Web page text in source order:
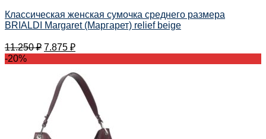
Классическая женская сумочка среднего размера
BRIALDI Margaret (Маргарет) relief beige
11.250₽ 7.875 ₽
-20%